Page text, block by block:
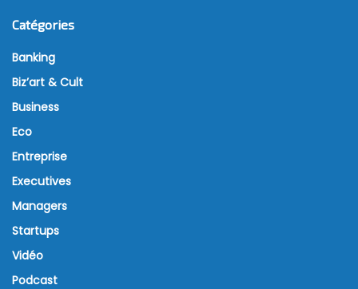
Catégories
Banking
Biz’art & Cult
Business
Eco
Entreprise
Executives
Managers
Startups
Vidéo
Podcast